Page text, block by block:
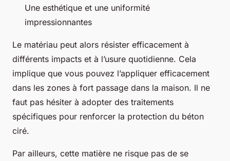
Une esthétique et une uniformité
impressionnantes
Le matériau peut alors résister efficacement à
différents impacts et à l’usure quotidienne. Cela
implique que vous pouvez l’appliquer efficacement
dans les zones à fort passage dans la maison. Il ne
faut pas hésiter à adopter des traitements
spécifiques pour renforcer la protection du béton
ciré.
Par ailleurs, cette matière ne risque pas de se